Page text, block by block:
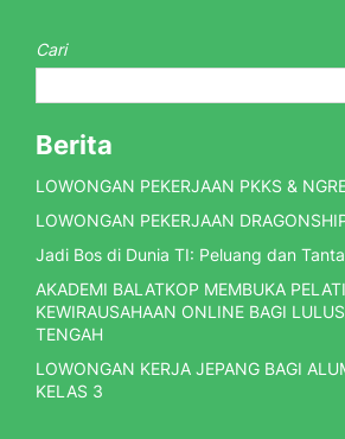
Cari
Berita
LOWONGAN PEKERJAAN PKKS &
LOWONGAN PEKERJAAN
Jadi Bos di Dunia TI: Peluang dan
AKADEMI BALATKOP MEMBUKA
KEWIRAUSAHAAN ONLINE BAGI
TENGAH
LOWONGAN KERJA JEPANG BAGI
KELAS 3